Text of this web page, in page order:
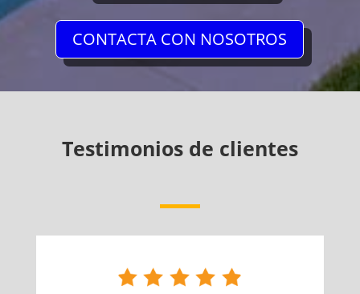
CONTACTA CON NOSOTROS
Testimonios de clientes